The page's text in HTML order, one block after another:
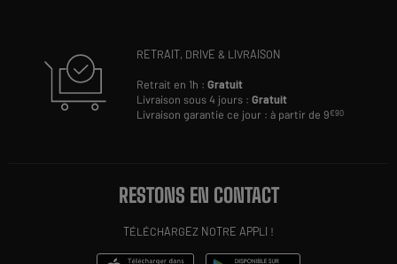
RETRAIT, DRIVE & LIVRAISON
Retrait en 1h :Gratuit
Livraison sous 4 jours :Gratuit
Livraison garantie ce jour : à partir de 9€90
RESTONS EN CONTACT
TÉLÉCHARGEZ NOTRE APPLI !